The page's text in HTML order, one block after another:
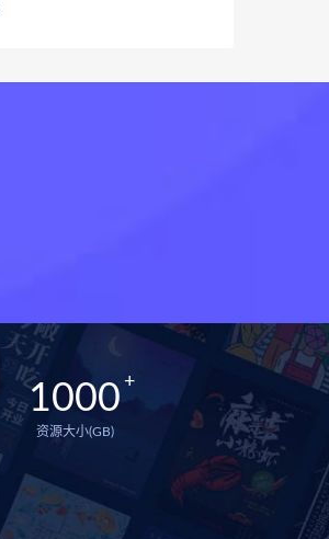
1000
资源大小(GB)